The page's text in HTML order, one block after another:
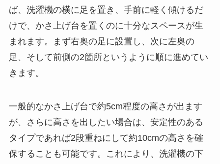
ば、洗濯機の横に足を置き、手前に軽く傾けるだ
けで、かさ上げ台を置くのに十分なスペースが生
まれます。まず右奥の足に設置し、次に左奥の
足、そして前側の2箇所というように順に進めてい
きます。
一般的なかさ上げ台で約5cm程度の高さが出ます
が、さらに高さを出したい場合は、安定性のある
タイプであれば2段重ねにして約10cmの高さを確
保することも可能です。これにより、洗濯機の下